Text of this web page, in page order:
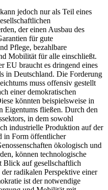
jedoch nur als Teil eines
der einen Ausbau des
für gute
Pflege, bezahlbare
Mobilität für alle einschließt.
EU braucht es dringend eines
in Deutschland. Die Forderung
muss offensiv gestellt
einer demokratischen
könnten beispielsweise in
Eigentums fließen. Durch den
in dem sowohl
industrielle Produktion auf der
in Form öffentlicher
ökologisch und
können technologische
Blick auf gesellschaftlich
radikalen Perspektive einer
ist der notwendige